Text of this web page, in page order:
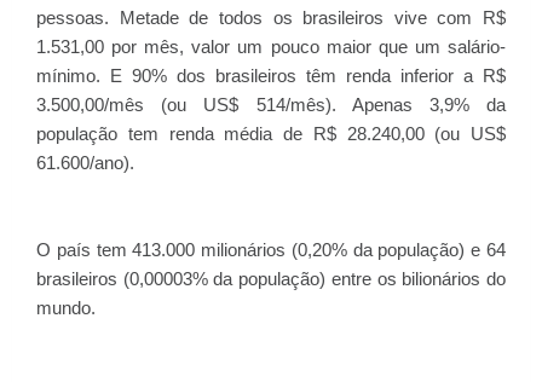
pessoas. Metade de todos os brasileiros vive com R$
1.531,00 por mês, valor um pouco maior que um salário-
mínimo. E 90% dos brasileiros têm renda inferior a R$
3.500,00/mês (ou US$ 514/mês). Apenas 3,9% da
população tem renda média de R$ 28.240,00 (ou US$
61.600/ano).
O país tem 413.000 milionários (0,20% da população) e 64
brasileiros (0,00003% da população) entre os bilionários do
mundo.